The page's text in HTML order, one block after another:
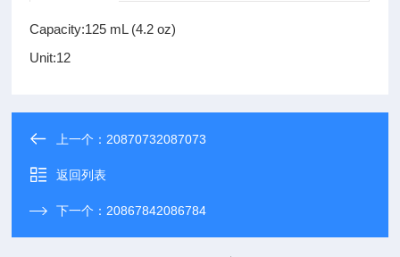
Capacity:125 mL (4.2 oz)
Unit:12
上一个： 20870732087073
返回列表
下一个： 20867842086784